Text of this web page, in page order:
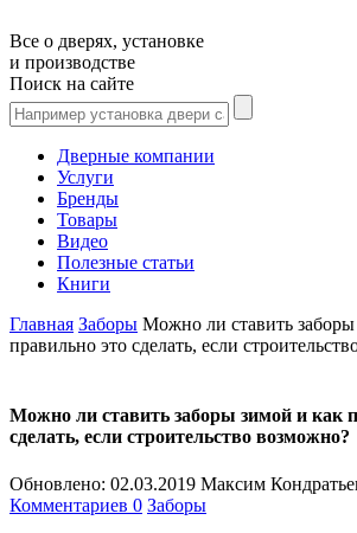
Все о дверях, установке
и производстве
Поиск на сайте
Дверные компании
Услуги
Бренды
Товары
Видео
Полезные статьи
Книги
Главная Заборы Можно ли ставить
правильно это сделать, если
Можно ли ставить заборы зимой и как
сделать, если строительство возможно?
Обновлено: 02.03.2019 Максим
Комментариев 0 Заборы